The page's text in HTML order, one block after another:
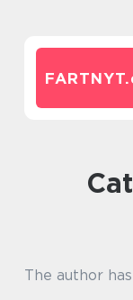
FARTNYT.
The author